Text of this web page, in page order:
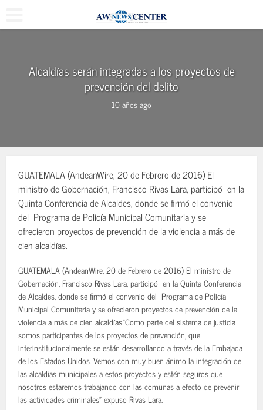
Alcaldías serán integradas a los proyectos de
prevención del delito
10 años ago
GUATEMALA (AndeanWire, 20 de Febrero de 2016) El
ministro de Gobernación, Francisco Rivas Lara, participó en la
Quinta Conferencia de Alcaldes, donde se firmó el convenio
del Programa de Policía Municipal Comunitaria y se
ofrecieron proyectos de prevención de la violencia a más de
cien alcaldías.
GUATEMALA (AndeanWire, 20 de Febrero de 2016) El ministro de
Gobernación, Francisco Rivas Lara, participó en la Quinta Conferencia
de Alcaldes, donde se firmó el convenio del Programa de Policía
Municipal Comunitaria y se ofrecieron proyectos de prevención de la
violencia a más de cien alcaldías."Como parte del sistema de justicia
somos participantes de los proyectos de prevención, que
interinstitucionalmente se están desarrollando a través de la Embajada
de los Estados Unidos. Vemos con muy buen ánimo la integración de
las alcaldias municipales a estos proyectos y estén seguros que
nosotros estaremos trabajando con las comunas a efecto de prevenir
las actividades criminales" expuso Rivas Lara.